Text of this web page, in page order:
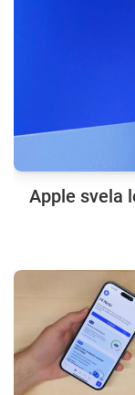
Apple svela